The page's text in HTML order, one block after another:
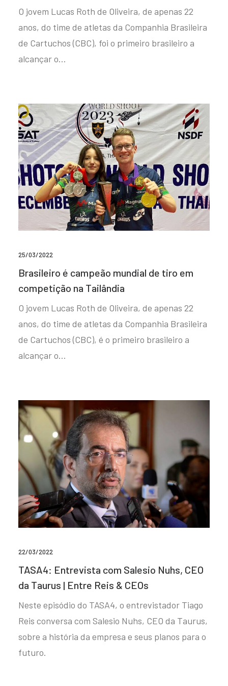
O jovem Lucas Roth de Oliveira, de apenas 22
anos, do time de atletas da Companhia Brasileira
de Cartuchos (CBC), foi o primeiro brasileiro a
alcançar o…
25/03/2022
Brasileiro é campeão mundial de tiro em
competição na Tailândia
O jovem Lucas Roth de Oliveira, de apenas 22
anos, do time de atletas da Companhia Brasileira
de Cartuchos (CBC), é o primeiro brasileiro a
alcançar o…
22/03/2022
TASA4: Entrevista com Salesio Nuhs, CEO
da Taurus | Entre Reis & CEOs
Neste episódio do TASA4, o entrevistador Tiago
Reis conversa com Salesio Nuhs, CEO da Taurus,
sobre a história da empresa e seus planos para o
futuro.